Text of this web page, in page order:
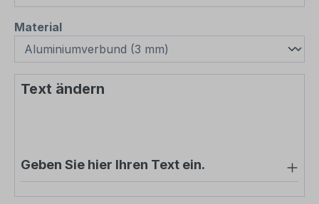
Materialauswählen
Text ändern
Geben Sie hier Ihren Text ein.